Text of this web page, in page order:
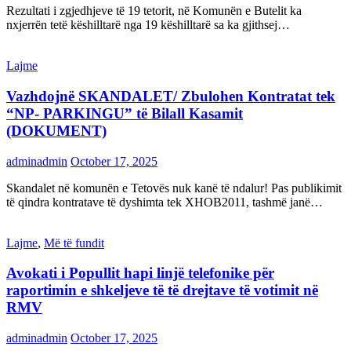
Rezultati i zgjedhjeve të 19 tetorit, në Komunën e Butelit ka
nxjerrën tetë këshilltarë nga 19 këshilltarë sa ka gjithsej…
Lajme
Vazhdojnë SKANDALET/ Zbulohen Kontratat tek
“NP- PARKINGU” të Bilall Kasamit
(DOKUMENT)
adminadmin October 17, 2025
Skandalet në komunën e Tetovës nuk kanë të ndalur! Pas publikimit
të qindra kontratave të dyshimta tek XHOB2011, tashmë janë…
Lajme, Më të fundit
Avokati i Popullit hapi linjë telefonike për
raportimin e shkeljeve të të drejtave të votimit në
RMV
adminadmin October 17, 2025